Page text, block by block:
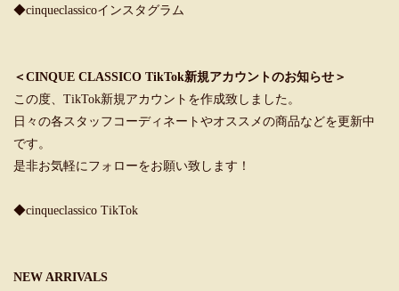
◆cinqueclassicoインスタグラム
＜CINQUE CLASSICO TikTok新規アカウントのお知らせ＞
この度、TikTok新規アカウントを作成致しました。
日々の各スタッフコーディネートやオススメの商品などを更新中
です。
是非お気軽にフォローをお願い致します！
◆cinqueclassico TikTok
NEW ARRIVALS